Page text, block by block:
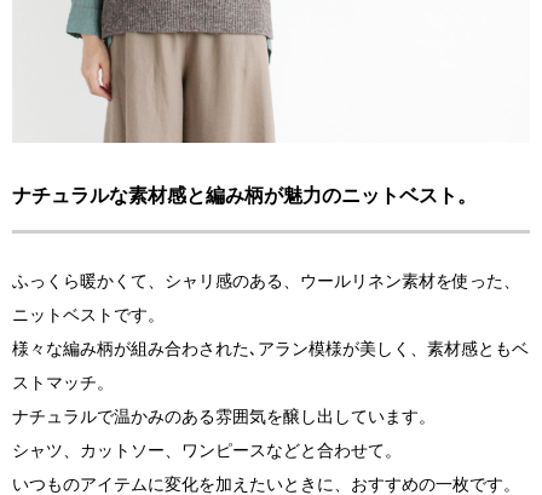
ナチュラルな素材感と編み柄が魅力のニットベスト。
ふっくら暖かくて、シャリ感のある、ウールリネン素材を使った、
ニットベストです。
様々な編み柄が組み合わされた､アラン模様が美しく、素材感ともベ
ストマッチ。
ナチュラルで温かみのある雰囲気を醸し出しています。
シャツ、カットソー、ワンピースなどと合わせて。
いつものアイテムに変化を加えたいときに、おすすめの一枚です。